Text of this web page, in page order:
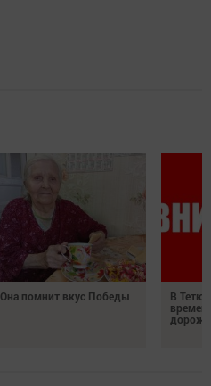
Она помнит вкус Победы
В